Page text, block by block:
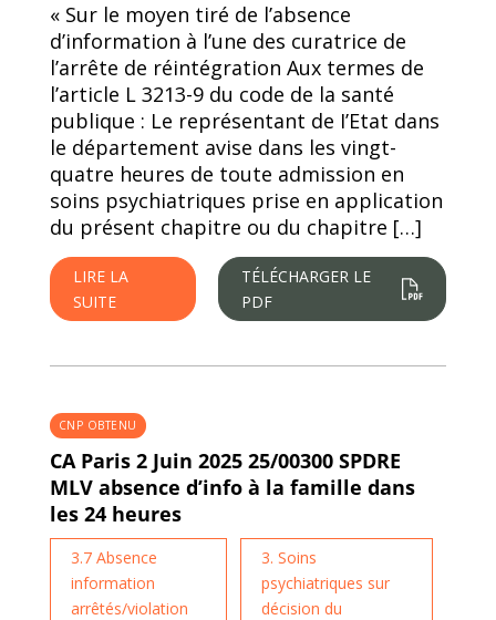
« Sur le moyen tiré de l’absence
d’information à l’une des curatrice de
l’arrête de réintégration Aux termes de
l’article L 3213-9 du code de la santé
publique : Le représentant de I’Etat dans
le département avise dans les vingt-
quatre heures de toute admission en
soins psychiatriques prise en application
du présent chapitre ou du chapitre […]
LIRE LA
SUITE
TÉLÉCHARGER LE
PDF
CNP OBTENU
CA Paris 2 Juin 2025 25/00300 SPDRE
MLV absence d’info à la famille dans
les 24 heures
3.7 Absence
information
arrêtés/violation
3. Soins
psychiatriques sur
décision du